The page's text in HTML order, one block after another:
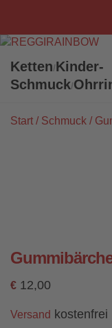
Ketten/Kinder-
Schmuck/
Start / Schmuck /
€ 12,00
Versand kostenfrei